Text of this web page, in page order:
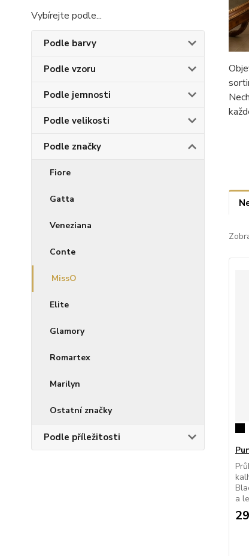
Vybírejte podle...
Podle barvy
Podle vzoru
Podle jemnosti
Podle velikosti
Podle značky
Fiore
Gatta
Veneziana
Conte
MissO
Elite
Glamory
Romartex
Marilyn
Ostatní značky
Podle příležitosti
a